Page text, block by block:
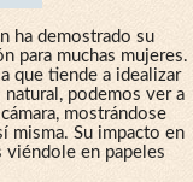
ha demostrado su
para muchas mujeres.
que tiende a idealizar
podemos ver a
mostrándose
misma. Su impacto en
viéndole en papeles